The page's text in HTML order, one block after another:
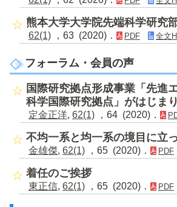
熊本大学大学院先端科学研
62(1) ，63 (2020)． PDF 全文
フォーラム・会員の声
国際研究拠点形成事業「先進
科学国際研究拠点」がはじま
定金正洋, 62(1) ，64 (2020)．
不均一系と均一系の境目に立
金雄傑, 62(1) ，65 (2020)． PDF
着任のご挨拶
東正信, 62(1) ，65 (2020)． PDF